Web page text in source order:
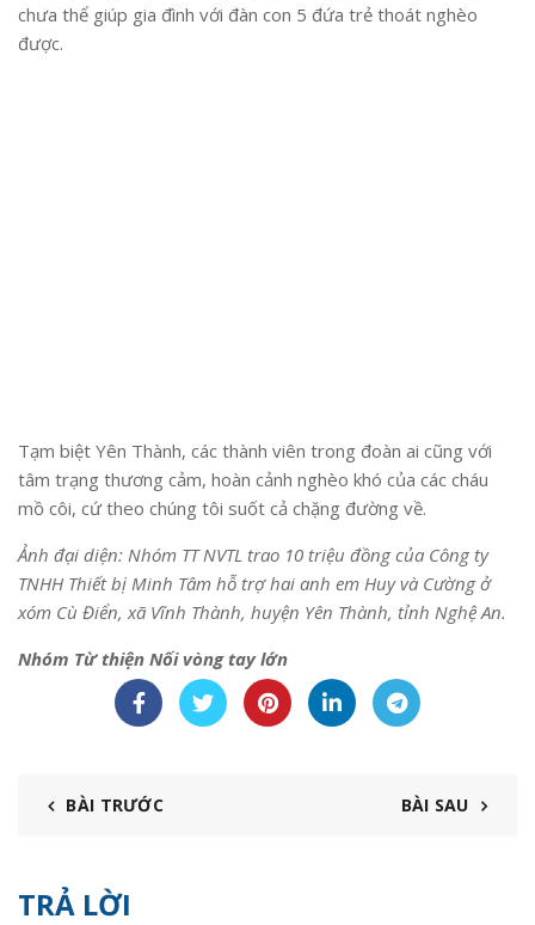
chưa thể giúp gia đình với đàn con 5 đứa trẻ thoát nghèo
được.
Tạm biệt Yên Thành, các thành viên trong đoàn ai cũng với
tâm trạng thương cảm, hoàn cảnh nghèo khó của các cháu
mồ côi, cứ theo chúng tôi suốt cả chặng đường về.
Ảnh đại diện: Nhóm TT NVTL trao 10 triệu đồng của Công ty
TNHH Thiết bị Minh Tâm hỗ trợ hai anh em Huy và Cường ở
xóm Cù Điển, xã Vĩnh Thành, huyện Yên Thành, tỉnh Nghệ An.
Nhóm Từ thiện Nối vòng tay lớn
BÀI TRƯỚC BÀI SAU
TRẢ LỜI